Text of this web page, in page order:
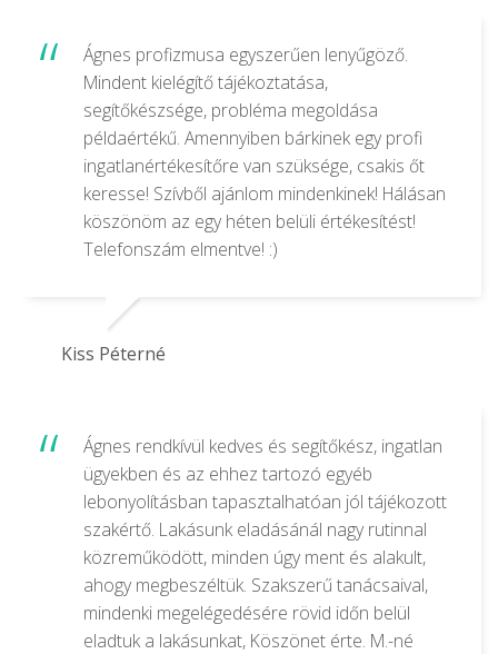
Ágnes profizmusa egyszerűen lenyűgöző.
Mindent kielégítő tájékoztatása,
segítőkészsége, probléma megoldása
példaértékű. Amennyiben bárkinek egy profi
ingatlanértékesítőre van szüksége, csakis őt
keresse! Szívből ajánlom mindenkinek! Hálásan
köszönöm az egy héten belüli értékesítést!
Telefonszám elmentve! :)
Kiss Péterné
Ágnes rendkívül kedves és segítőkész, ingatlan
ügyekben és az ehhez tartozó egyéb
lebonyolításban tapasztalhatóan jól tájékozott
szakértő. Lakásunk eladásánál nagy rutinnal
közreműködött, minden úgy ment és alakult,
ahogy megbeszéltük. Szakszerű tanácsaival,
mindenki megelégedésére rövid időn belül
eladtuk a lakásunkat, Köszönet érte. M.-né